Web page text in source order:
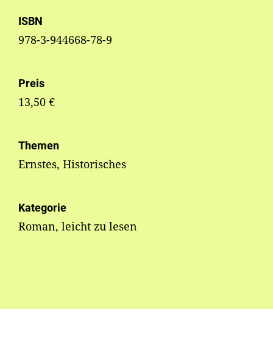
ISBN
978-3-944668-78-9
Preis
13,50 €
Themen
Ernstes, Historisches
Kategorie
Roman, leicht zu lesen